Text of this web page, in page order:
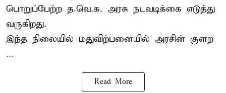
பொறுப்பேற்ற த.வெ.க. அரசு நடவடிக்கை எடுத்து
வருகிறது.
இந்த நிலையில் மதுவிற்பனையில் அரசின் குளற
...
Read More